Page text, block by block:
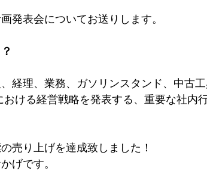
発表会についてお送りします。
経理、業務、ガソリンスタンド、中古
ける経営戦略を発表する、重要な社内
売り上げを達成致しました！
げです。